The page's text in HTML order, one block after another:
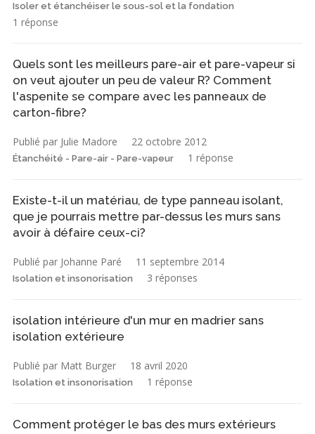
Isoler et étanchéiser le sous-sol et la fondation
1 réponse
Quels sont les meilleurs pare-air et pare-vapeur si
on veut ajouter un peu de valeur R? Comment
l'aspenite se compare avec les panneaux de
carton-fibre?
Publié par Julie Madore 22 octobre 2012
Étanchéité - Pare-air - Pare-vapeur 1 réponse
Existe-t-il un matériau, de type panneau isolant,
que je pourrais mettre par-dessus les murs sans
avoir à défaire ceux-ci?
Publié par Johanne Paré 11 septembre 2014
Isolation et insonorisation 3 réponses
isolation intérieure d'un mur en madrier sans
isolation extérieure
Publié par Matt Burger 18 avril 2020
Isolation et insonorisation 1 réponse
Comment protéger le bas des murs extérieurs